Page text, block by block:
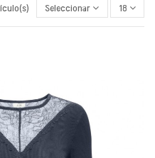
Seleccionar 18